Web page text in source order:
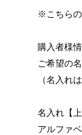
※こちらの
購入者様
ご希望の
（名入れ
名入れ【
アルファ